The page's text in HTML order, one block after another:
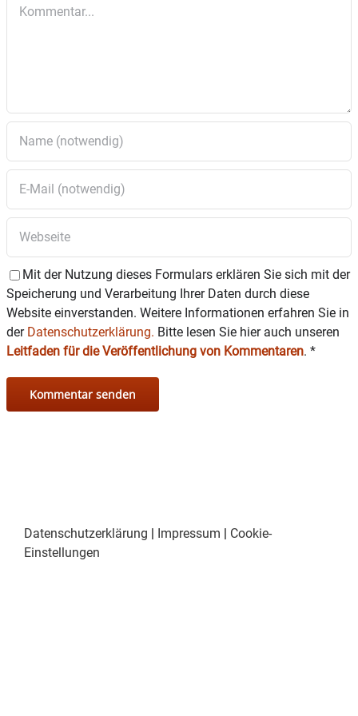
ziegler@gmx.de
Fuß.
Weitere Informationen zur „Hebammerei“ und
den Angeboten rund um Schwangerschaft und
Geburt gibt es unter
rosenheim.de.
Mit der Nutzung dieses Formulars erklären Sie sich mit der
Speicherung und Verarbeitung Ihrer Daten durch diese
Website einverstanden. Weitere Informationen erfahren Sie in
der Datenschutzerklärung. Bitte lesen Sie hier auch unseren
Leitfaden für die Veröffentlichung von Kommentaren. *
Datenschutzerklärung | Impressum | Cookie-
Einstellungen